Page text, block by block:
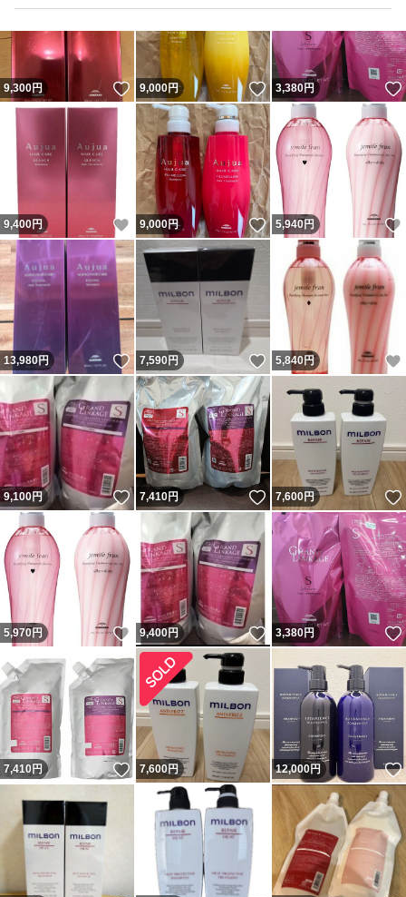
9,300円 いいね！
9,000円 いいね！
3,380円
9,400円 いいね！
9,000円 いいね！
5,940円
13,980円 いいね！
7,590円 いいね！
5,840円
9,100円 いいね！
7,410円 いいね！
7,600円
5,970円 いいね！
9,400円 いいね！
3,380円
7,410円 いいね！
7,600円 12,000円